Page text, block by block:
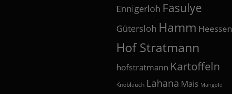
Ennigerloh Fasulye
Gütersloh Hamm Heessen
Hof Stratmann
hofstratmann Kartoffeln
Knoblauch Lahana Mais Mangold